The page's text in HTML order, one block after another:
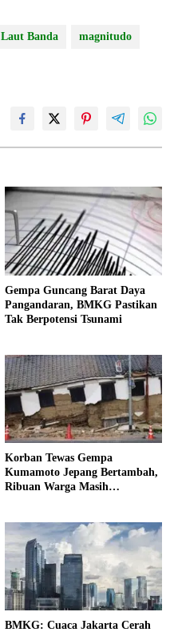
Laut Banda magnitudo
Gempa Guncang Barat Daya
Pangandaran, BMKG Pastikan
Tak Berpotensi Tsunami
Korban Tewas Gempa
Kumamoto Jepang Bertambah,
Ribuan Warga Masih
BMKG: Cuaca Jakarta Cerah